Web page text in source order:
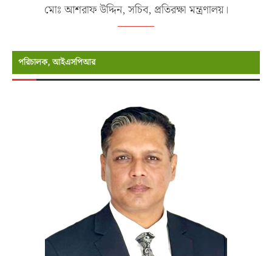
মোঃ আশরাফ উদ্দিন, সচিব, প্রতিরক্ষা মন্ত্রণালয়।
পরিচালক, আইএসপিআর